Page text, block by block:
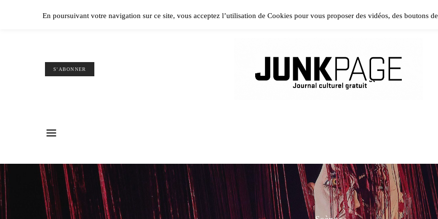
Please install and activate Powerkit plugin from Appearance →
S'ABONNER
En poursuivant votre navigation sur ce site, vous acceptez l’utilisation de Cookies pour vous proposer des vidéos, des boutons